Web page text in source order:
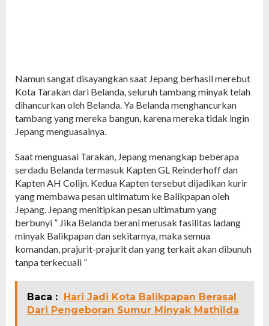
Namun sangat disayangkan saat Jepang berhasil merebut
Kota Tarakan dari Belanda, seluruh tambang minyak telah
dihancurkan oleh Belanda. Ya Belanda menghancurkan
tambang yang mereka bangun, karena mereka tidak ingin
Jepang menguasainya.
Saat menguasai Tarakan, Jepang menangkap beberapa
serdadu Belanda termasuk Kapten GL Reinderhoff dan
Kapten AH Colijn. Kedua Kapten tersebut dijadikan kurir
yang membawa pesan ultimatum ke Balikpapan oleh
Jepang. Jepang menitipkan pesan ultimatum yang
berbunyi ” Jika Belanda berani merusak fasilitas ladang
minyak Balikpapan dan sekitarnya, maka semua
komandan, prajurit-prajurit dan yang terkait akan dibunuh
tanpa terkecuali ”
Baca : Hari Jadi Kota Balikpapan Berasal
Dari Pengeboran Sumur Minyak Mathilda